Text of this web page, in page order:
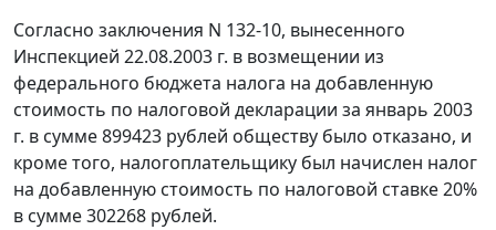
Согласно заключения N 132-10, вынесенного
Инспекцией 22.08.2003 г. в возмещении из
федерального бюджета налога на добавленную
стоимость по налоговой декларации за январь 2003
г. в сумме 899423 рублей обществу было отказано, и
кроме того, налогоплательщику был начислен налог
на добавленную стоимость по налоговой ставке 20%
в сумме 302268 рублей.